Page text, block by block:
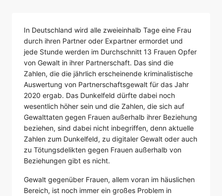
In Deutschland wird alle zweieinhalb Tage eine Frau
durch ihren Partner oder Expartner ermordet und
jede Stunde werden im Durchschnitt 13 Frauen Opfer
von Gewalt in ihrer Partnerschaft. Das sind die
Zahlen, die die jährlich erscheinende kriminalistische
Auswertung von Partnerschaftsgewalt für das Jahr
2020 ergab. Das Dunkelfeld dürfte dabei noch
wesentlich höher sein und die Zahlen, die sich auf
Gewalttaten gegen Frauen außerhalb ihrer Beziehung
beziehen, sind dabei nicht inbegriffen, denn aktuelle
Zahlen zum Dunkelfeld, zu digitaler Gewalt oder auch
zu Tötungsdelikten gegen Frauen außerhalb von
Beziehungen gibt es nicht.
Gewalt gegenüber Frauen, allem voran im häuslichen
Bereich, ist noch immer ein großes Problem in